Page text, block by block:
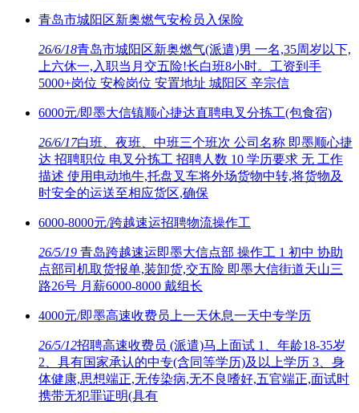
青岛市城阳区新奥燃气安检员入保险
26/6/18青岛市城阳区新奥燃气(派遣)男 一名,35周岁以下,
上六休一,入职当月交五险!长白班8小时。工资到手
5000+岗位 安检岗位 安置地址 城阳区 辛宗信
6000元/即墨大信镇顺心捷达直聘电叉分拣工(包食宿)
26/6/17白班、夜班、中班三个班次 公司名称 即墨顺心捷
达 招聘职位 电叉分拣工 招聘人数 10 学历要求 无 工作
描述 使用电动地牛,托盘叉车将外场货物中转,将货物及
时安全的运送至相应货区,确保
6000-8000元/跨越速运招聘物流操作工
26/5/19 青岛跨越速运即墨大信点部 操作工 1 初中 协助
点部司机取货报单,装卸货,交五险 即墨大信街道天山三
路26号 月薪6000-8000 戴组长
4000元/即墨高速收费员上一天休息一天中专学历
26/5/12招聘高速收费员 (派遣)马上面试 1、年龄18-35岁
2、具有国家承认的中专(含同等学历)及以上学历 3、身
体健康,思想端正,无传染病,无不良嗜好,五官端正,面试时
携带无犯罪证明(具有